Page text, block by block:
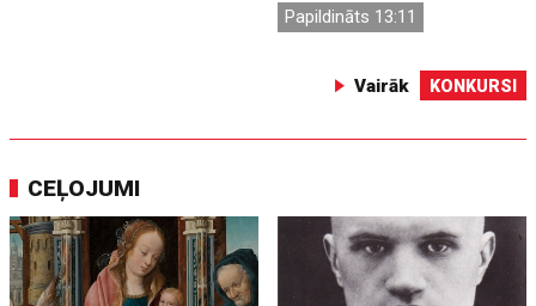
Papildināts 13:11
Vairāk KONKURSI
CEĻOJUMI